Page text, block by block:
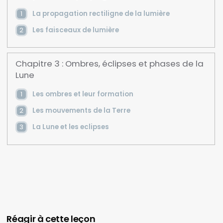
La propagation rectiligne de la lumière
Les faisceaux de lumière
Chapitre 3 : Ombres, éclipses et phases de la
Lune
Les ombres et leur formation
Les mouvements de la Terre
La Lune et les eclipses
Réagir à cette leçon